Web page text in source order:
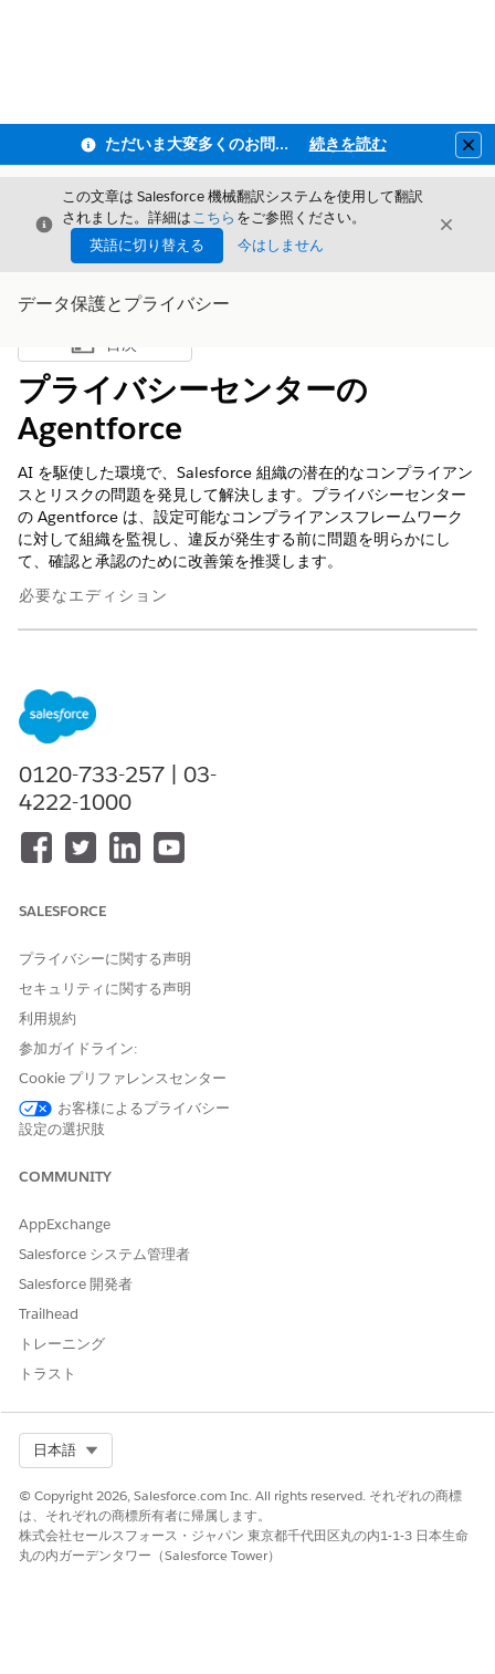
ただいま大変多くのお問い合わせをいただいており、ご連絡までにお時間を頂戴しております 続きを読む
閉じる
この文章は Salesforce 機械翻訳システムを使用して翻訳
されました。詳細はこちら をご参照ください。
英語に切り替える
今はしません
閉じる
データ保護とプライバシー
目次を表示
目次
プライバシーセンターの
Agentforce
AI を駆使した環境で、Salesforce 組織の潜在的なコンプライアン
スとリスクの問題を発見して解決します。プライバシーセンター
の Agentforce は、設定可能なコンプライアンスフレームワーク
に対して組織を監視し、違反が発生する前に問題を明らかにし
て、確認と承認のために改善策を推奨します。
必要なエディション
Performance Edition
Edition。Data 360 (旧 Data Cloud) が必要です。
必要なユーザー権限
プライバシーセンターで
る
と監査ログで Agentforce を
のポリシー エンジンをAgentforce AIと組み合わせて、プライバ
シー、セキュリティ、データ ガバナンス全体のコンプライアンス
の管理を支援します。この機能には、事前に読み込まれたグロー
奨されます。
プライバシーセンターでの Agentforce の設定
そページが開きます。設定アシスタントを使用して、コンプラ
Privacy Center での Agentforce でのコンプライアンスの問題
の検出と解決
プライバシー センターでAgentforceによって特定されたコン
プライアンスの問題を確認し、AIが推奨するソリューションを
適用して組織のコンプライアンスを実現します。
はい いいえ
0120-733-257 | 03-
4222-1000
SALESFORCE
プライバシーに関する声明
セキュリティに関する声明
利用規約
参加ガイドライン:
Cookie プリファレンスセンター
お客様によるプライバシー
設定の選択肢
COMMUNITY
AppExchange
Salesforce システム管理者
Salesforce 開発者
Trailhead
トレーニング
トラスト
日本語
© Copyright 2026, Salesforce.com Inc. All rights reserved. それぞれの商標
は、それぞれの商標所有者に帰属します。
株式会社セールスフォース・ジャパン 東京都千代田区丸の内1-1-3 日本生命
丸の内ガーデンタワー（Salesforce Tower）